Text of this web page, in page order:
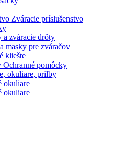
Zváracie príslušenstvo
a zváracie drôty
masky pre zváračov
kliešte
Ochranné pomôcky
okuliare, prilby
okuliare
okuliare